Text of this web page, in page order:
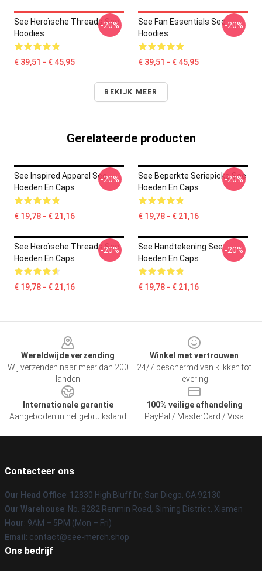
See Heroïsche Threads See
Hoodies
€ 39,51 - € 45,95
-20%
See Fan Essentials See
Hoodies
€ 39,51 - € 45,95
-20%
BEKIJK MEER
Gerelateerde producten
See Inspired Apparel See
Hoeden En Caps
€ 19,78 - € 21,16
-20%
See Beperkte Seriepicks See
Hoeden En Caps
€ 19,78 - € 21,16
-20%
See Heroïsche Threads See
Hoeden En Caps
€ 19,78 - € 21,16
-20%
See Handtekening See
Hoeden En Caps
€ 19,78 - € 21,16
-20%
Wereldwijde verzending
Wij verzenden naar meer dan 200
landen
Winkel met vertrouwen
24/7 beschermd van klikken tot
levering
Internationale garantie
Aangeboden in het gebruiksland
100% veilige afhandeling
PayPal / MasterCard / Visa
Contacteer ons
Our Head Office: 12830 High Bluff Dr, San Diego, CA 92130
Our Warehouse: No. 8282 Renmin Road, Siming District, Xiamen
Hour: 9AM – 5PM (Mon – Fri)
Email : contact@see-merch.shop
Ons bedrijf